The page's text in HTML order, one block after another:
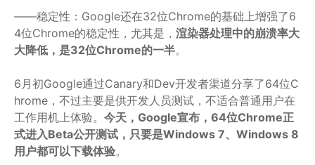
——稳定性：Google还在32位Chrome的基础上增强了6
4位Chrome的稳定性，尤其是， 渲染器处理中的崩溃率大
大降低，是32位Chrome的一半。
6月初Google通过Canary和Dev开发者渠道分享了64位C
hrome，不过主要是供开发人员测试，不适合普通用户在
工作用机上体验。 今天，Google宣布，64位Chrome正
式进入Beta公开测试，只要是Windows 7、Windows 8
用户都可以下载体验。